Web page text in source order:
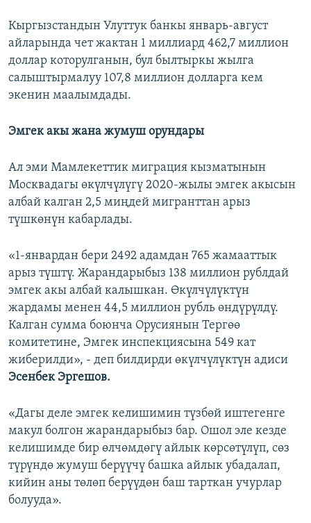
Кыргызстандын Улуттук банкы январь-август
айларында чет жактан 1 миллиард 462,7 миллион
доллар которулганын, бул былтыркы жылга
салыштырмалуу 107,8 миллион долларга кем
экенин маалымдады.
Эмгек акы жана жумуш орундары
Ал эми Мамлекеттик миграция кызматынын
Москвадагы өкүлчүлүгү 2020-жылы эмгек акысын
албай калган 2,5 миңдей мигранттан арыз
түшкөнүн кабарлады.
«1-январдан бери 2492 адамдан 765 жамааттык
арыз түштү. Жарандарыбыз 138 миллион рублдай
эмгек акы албай калышкан. Өкүлчүлүктүн
жардамы менен 44,5 миллион рубль өндүрүлдү.
Калган сумма боюнча Орусиянын Тергөө
комитетине, Эмгек инспекциясына 549 кат
жиберилди», - деп билдирди өкүлчүлүктүн адиси
Эсенбек Эргешов.
«Дагы деле эмгек келишимин түзбөй иштегенге
макул болгон жарандарыбыз бар. Ошол эле кезде
келишимде бир өлчөмдөгү айлык көрсөтүлүп, сөз
түрүндө жумуш берүүчү башка айлык убадалап,
кийин аны төлөп берүүдөн баш тарткан учурлар
болууда».